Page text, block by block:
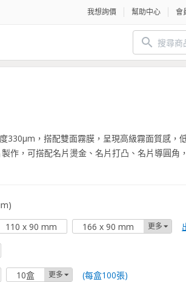
我想詢價 幫助中心 會
330µm，搭配雙面霧膜，呈現高級霧面質感，
作，可搭配名片燙金、名片打凸、名片導圓角
110 x 90 mm 166 x 90 mm 更多
10盒 更多 (每盒100張)